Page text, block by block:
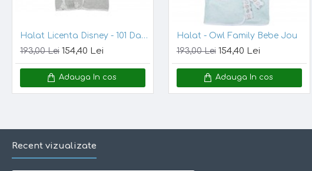
Halat Licenta Disney - 101 Dalmatians Bebe Jou
193,00 Lei 154,40 Lei
Adauga In cos
Halat - Owl Family Bebe Jou
193,00 Lei 154,40 Lei
Adauga In cos
Recent vizualizate